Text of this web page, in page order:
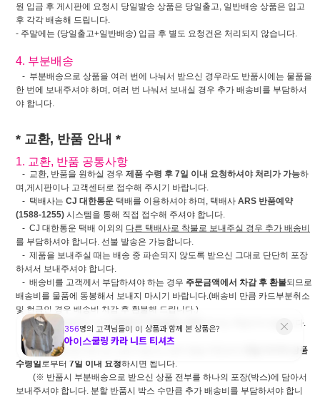
원 입금 후 게시판에 요청시 당일발송 상품은 당일출고, 일반배송 상품은 입고
후 각각 배송해 드립니다.
- 주말에는 (당일출고+일반배송) 입금 후 별도 요청건은 처리되지 않습니다.
4. 부분배송
- 부분배송으로 상품을 여러 번에 나눠서 받으신 경우라도 반품시에는 물품을
한 번에 보내주셔야 하며, 여러 번 나눠서 보내실 경우 추가 배송비를 부담하셔
야 합니다.
* 교환, 반품 안내 *
1. 교환, 반품 공통사항
- 교환, 반품을 원하실 경우 제품 수령 후 7일 이내 요청하셔야 처리가 가능하
며,게시판이나 고객센터로 접수해 주시기 바랍니다.
- 택배사는 CJ 대한통운 택배를 이용하셔야 하며, 택배사 ARS 반품예약
(1588-1255) 시스템을 통해 직접 접수해 주셔야 합니다.
- CJ 대한통운 택배 이외의 다른 택배사로 착불로 보내주실 경우 추가 배송비
를 부담하셔야 합니다. 선불 발송은 가능합니다.
- 제품을 보내주실 때는 배송 중 파손되지 않도록 받으신 그대로 단단히 포장
하셔서 보내주셔야 합니다.
- 배송비를 고객께서 부담하셔야 하는 경우 주문금액에서 차감 후 환불되므로
배송비를 물품에 동봉해서 보내지 마시기 바랍니다.(배송비 만큼 카드부분취소
및 현금인 경우 배송비 차감 후 환불해 드립니다.)
- 물건과 동봉해서 보낸
배송비가 분실되는 경우 당사는 책임지지 않습니다.
-부분배송으로 여러 번 나눠서 받으신 경우 동일 주문건의
제일 마지막 상품
수령일 로부터 7일 이내 요청하시면 됩니다.
(※ 반품시 부분배송으로 받으신 상품 전부를 하나의 포장(박스)에 담아서
보내주셔야 합니다. 분할 반품시 박스 수만큼 추가 배송비를 부담하셔야 합니